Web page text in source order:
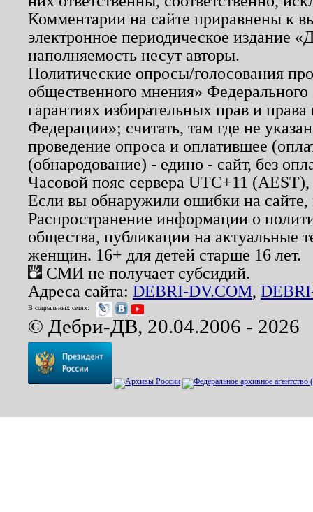
Комментарии на сайте приравнены к
электронное периодическое издание
наполняемость несут авторы.
Политические опросы/голосования
общественного мнения»
гарантиях избирательных прав и
Федерации»; считать, там где не
проведение опроса и оплатившее
(обнародование) - едино - сайт, без
Часовой пояс сервера UTC+11
Если вы обнаружили ошибки на
Распространение информации о
общества, публикации на актуальные
женщин. 16+ для детей старше 16 лет.
СМИ не получает субсидий.
Адреса сайта: DEBRI-DV.COM,
В социальных сетях:
© Дебри-ДВ, 20.04.2006 - 2026